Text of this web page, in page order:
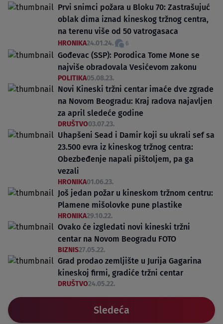
Prvi snimci požara u Bloku 70: Zastrašujuć
oblak dima iznad kineskog tržnog centra,
na terenu više od 50 vatrogasaca
HRONIKA24.01.24. 6
Gođevac (SSP): Porodica Tome Mone se
najviše obradovala Vesićevom zakonu
POLITIKA05.08.23.
Novi Kineski tržni centar imaće dve zgrade
na Novom Beogradu: Kraj radova najavljen
za april sledeće godine
DRUŠTVO03.07.23.
Uhapšeni Sead i Damir koji su ukrali sef sa
23.500 evra iz kineskog tržnog centra:
Obezbeđenje napali pištoljem, pa ga
vezali
HRONIKA01.06.23.
Još jedan požar u kineskom tržnom centru:
Plamene mišolovke pune plastike
HRONIKA29.10.22.
Ovako će izgledati novi kineski tržni
centar na Novom Beogradu FOTO
BIZNIS27.05.22.
Grad prodao zemljište u Jurija Gagarina
kineskoj firmi, gradiće tržni centar
DRUŠTVO24.05.22.
Sledeća